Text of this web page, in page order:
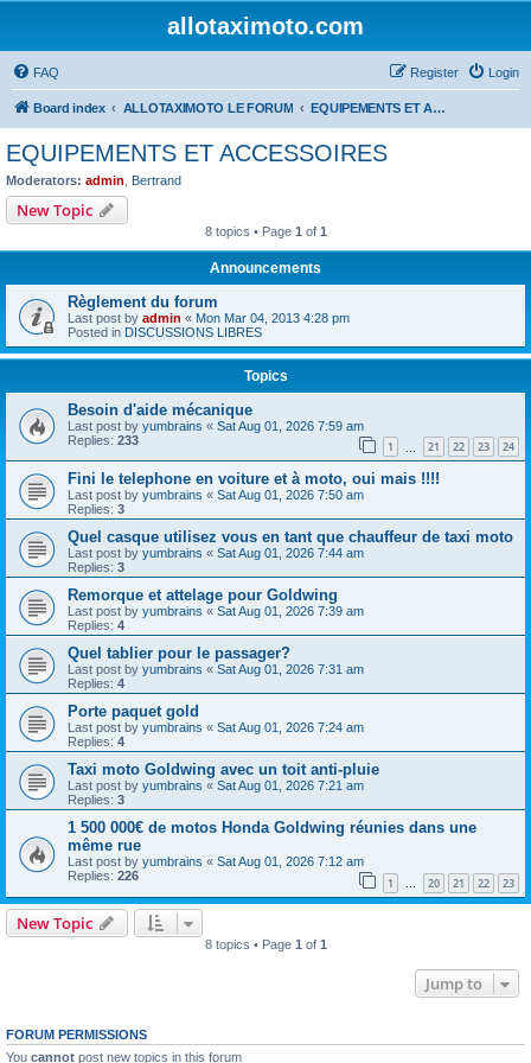
allotaximoto.com
FAQ Login
Register
Board index ALLOTAXIMOTO LE FORUM EQUIPEMENTS ET ACCESSOIRES
EQUIPEMENTS ET ACCESSOIRES
Moderators: admin Bertrand
New Topic
8 topics • Page 1 of 1
Announcements
Règlement du forum
Last post by admin « Mon Mar 04, 2013 4:28 pm
Posted in DISCUSSIONS LIBRES
Topics
Besoin d'aide mécanique
Last post by yumbrains « Sat Aug 01, 2026 7:59 am
Replies: 233 1 21 22 23 24
Fini le telephone en voiture et à moto, oui mais !!!!
Last post by yumbrains « Sat Aug 01, 2026 7:50 am
Replies: 3
Quel casque utilisez vous en tant que chauffeur de taxi moto
Last post by yumbrains « Sat Aug 01, 2026 7:44 am
Replies: 3
Remorque et attelage pour Goldwing
Last post by yumbrains « Sat Aug 01, 2026 7:39 am
Replies: 4
Quel tablier pour le passager?
Last post by yumbrains « Sat Aug 01, 2026 7:31 am
Replies: 4
Porte paquet gold
Last post by yumbrains « Sat Aug 01, 2026 7:24 am
Replies: 4
Taxi moto Goldwing avec un toit anti-pluie
Last post by yumbrains « Sat Aug 01, 2026 7:21 am
Replies: 3
1 500 000€ de motos Honda Goldwing réunies dans une
même rue
Last post by yumbrains « Sat Aug 01, 2026 7:12 am
Replies: 226 1 … 20 21 22 23
New Topic
8 topics • Page 1 of 1
Jump to
FORUM PERMISSIONS
You cannot post new topics in this forum